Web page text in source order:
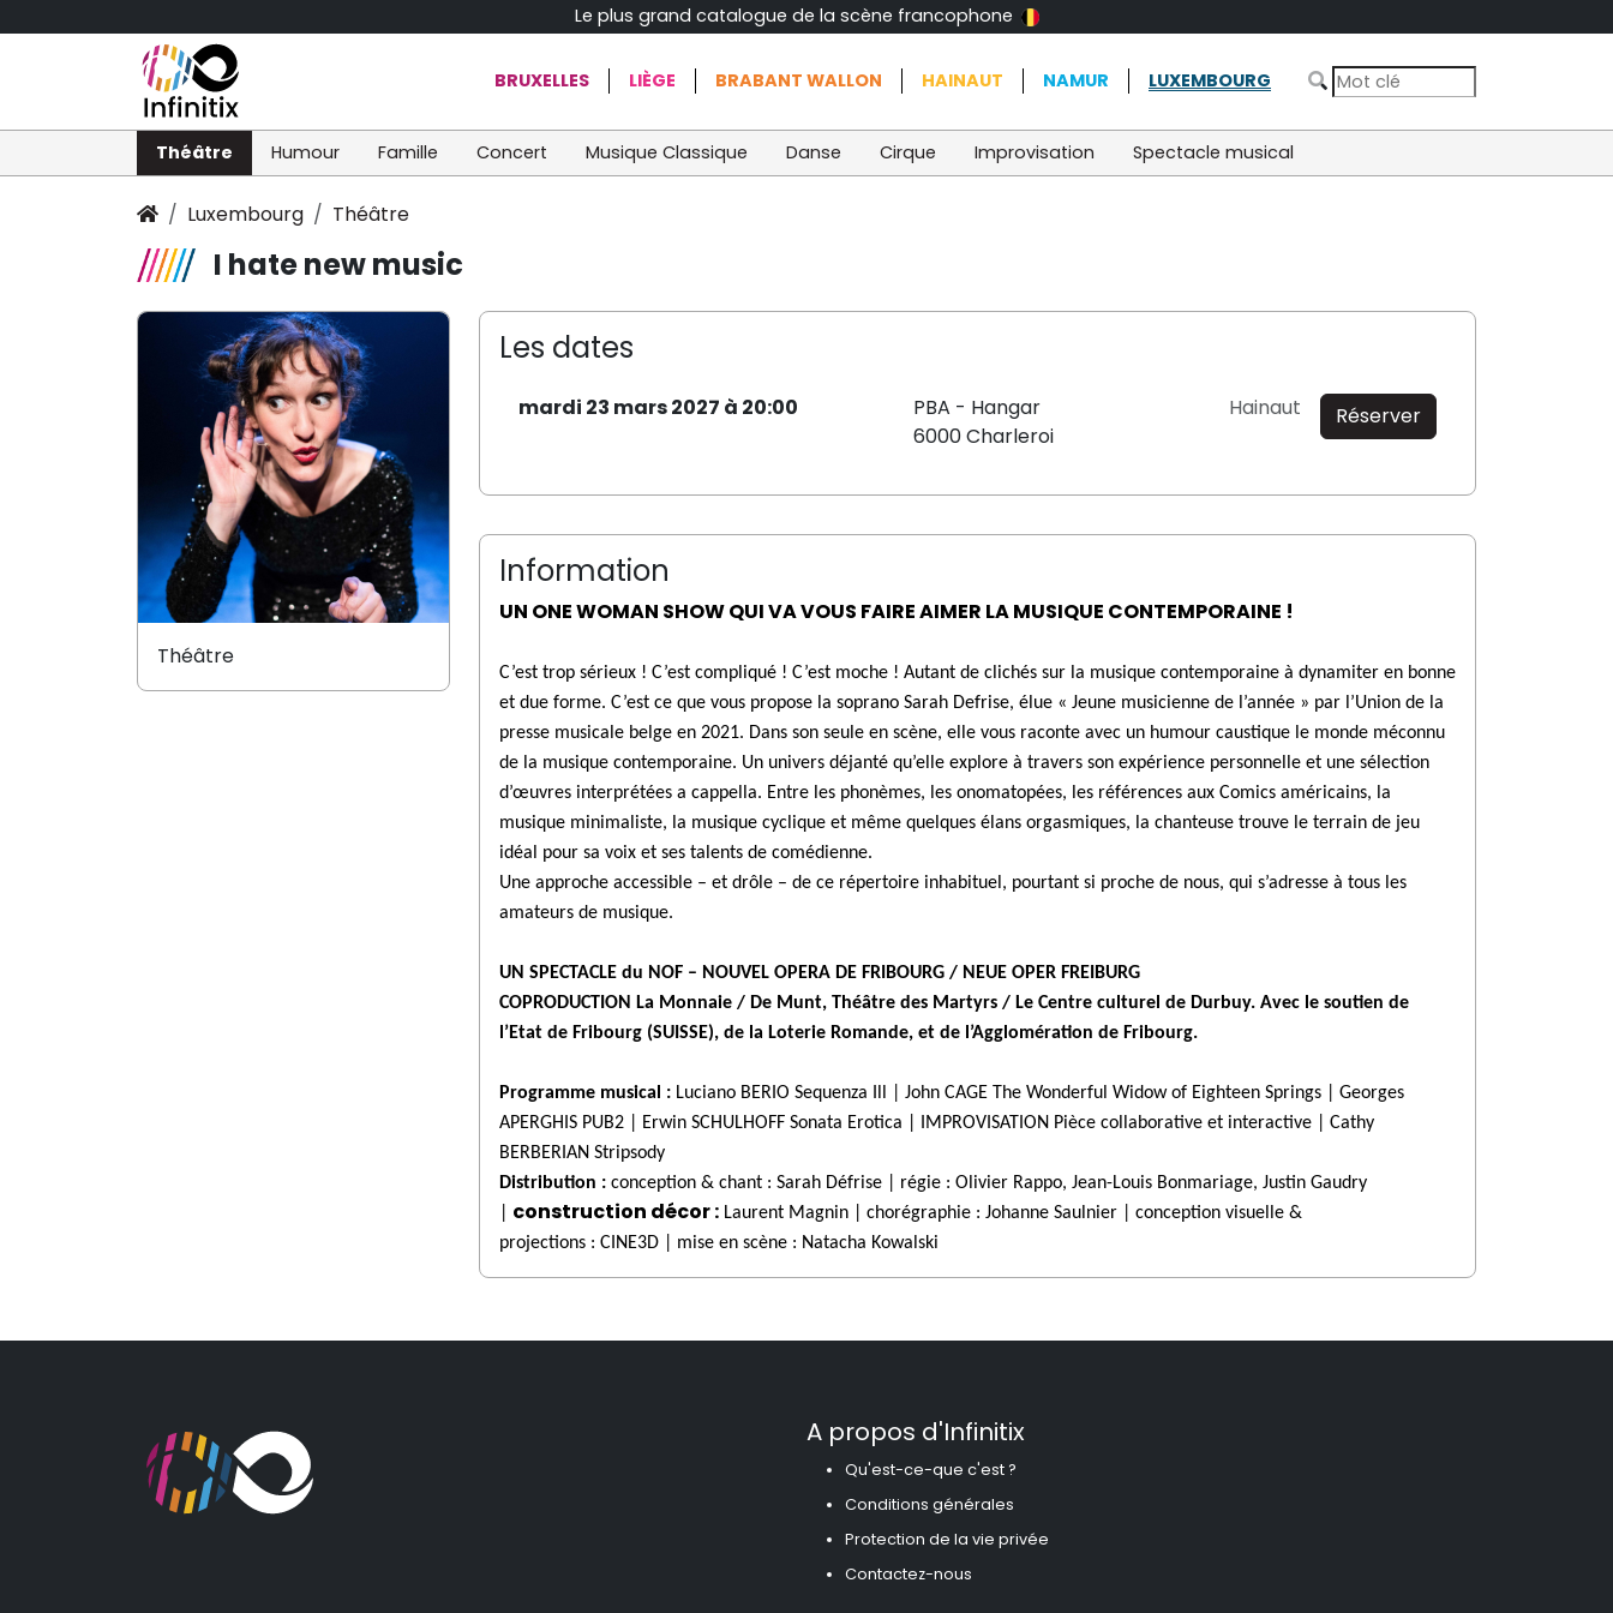
Le plus grand catalogue de la scène francophone
BRUXELLES LIÈGE BRABANT WALLON HAINAUT NAMUR LUXEMBOURG
Théâtre Humour Famille Concert Musique Classique Danse Cirque Improvisation Spectacle musical
Luxembourg Théâtre
I hate new music
Les dates
mardi 23 mars 2027 à 20:00
PBA - Hangar
6000 Charleroi
Hainaut Réserver
Information
UN ONE WOMAN SHOW QUI VA VOUS FAIRE AIMER LA MUSIQUE CONTEMPORAINE !
C’est trop sérieux ! C’est compliqué ! C’est moche ! Autant de clichés sur la musique contemporaine à dynamiter en bonne
et due forme. C’est ce que vous propose la soprano Sarah Defrise, élue « Jeune musicienne de l’année » par l’Union de la
presse musicale belge en 2021. Dans son seule en scène, elle vous raconte avec un humour caustique le monde méconnu
de la musique contemporaine. Un univers déjanté qu’elle explore à travers son expérience personnelle et une sélection
d’œuvres interprétées a cappella. Entre les phonèmes, les onomatopées, les références aux Comics américains, la
musique minimaliste, la musique cyclique et même quelques élans orgasmiques, la chanteuse trouve le terrain de jeu
idéal pour sa voix et ses talents de comédienne.
Une approche accessible – et drôle – de ce répertoire inhabituel, pourtant si proche de nous, qui s’adresse à tous les
amateurs de musique.
UN SPECTACLE du NOF – NOUVEL OPERA DE FRIBOURG / NEUE OPER FREIBURG
COPRODUCTION La Monnaie / De Munt, Théâtre des Martyrs / Le Centre culturel de Durbuy. Avec le soutien de
l’Etat de Fribourg (SUISSE), de la Loterie Romande, et de l’Agglomération de Fribourg.
Programme musical : Luciano BERIO Sequenza Ill | John CAGE The Wonderful Widow of Eighteen Springs | Georges
APERGHIS PUB2 | Erwin SCHULHOFF Sonata Erotica | IMPROVISATION Pièce collaborative et interactive | Cathy
BERBERIAN Stripsody
Distribution : conception & chant : Sarah Défrise | régie : Olivier Rappo, Jean-Louis Bonmariage, Justin Gaudry
construction décor : Laurent Magnin | chorégraphie : Johanne Saulnier | conception visuelle &
projections : CINE3D | mise en scène : Natacha Kowalski
Théâtre
A propos d'Infinitix
Qu'est-ce-que c'est ?
Conditions générales
Protection de la vie privée
Contactez-nous